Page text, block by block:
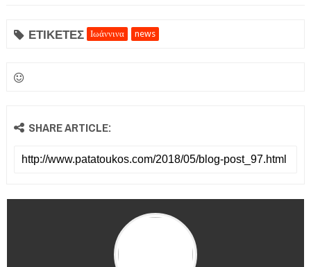
ΕΤΙΚΕΤΕΣ Ιωάννινα news
SHARE ARTICLE: